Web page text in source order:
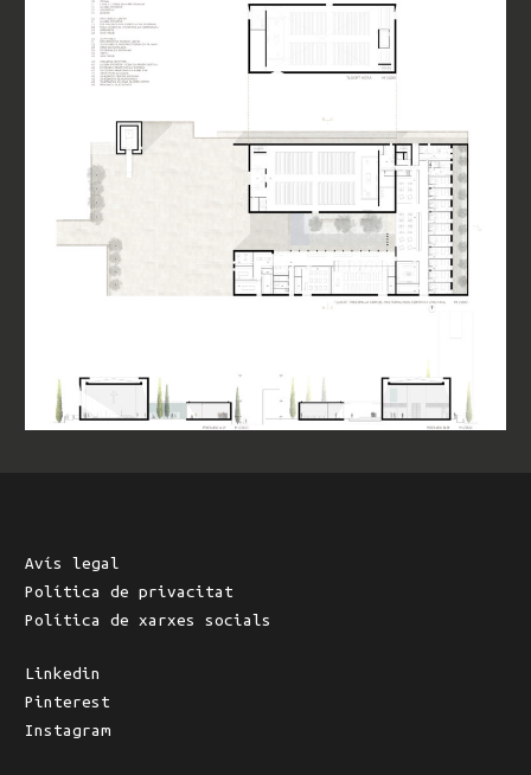
Avís legal
Política de privacitat
Política de xarxes socials
Linkedin
Pinterest
Instagram